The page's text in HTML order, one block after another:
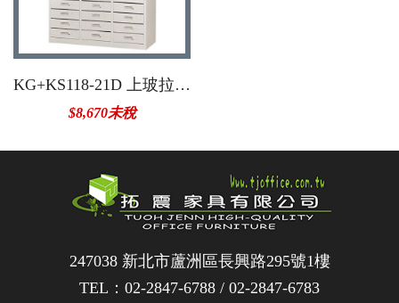
KG+KS118-21D 上玻拉下21屜
$8,670未稅
247038 新北市蘆洲區長興路295號1樓
TEL： 02-2847-6788 / 02-2847-6783